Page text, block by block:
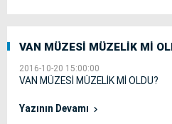
VAN MÜZESİ MÜZELİK Mİ
2016-10-20 15:00:00
VAN MÜZESİ MÜZELİK Mİ OLDU?
Yazının Devamı